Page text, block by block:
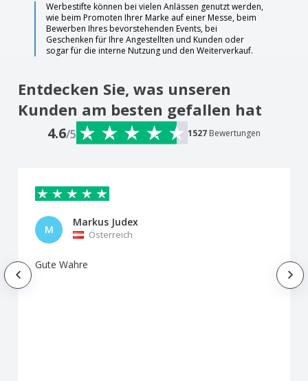
Werbestifte können bei vielen Anlässen genutzt werden,
wie beim Promoten Ihrer Marke auf einer Messe, beim
Bewerben Ihres bevorstehenden Events, bei
Geschenken für Ihre Angestellten und Kunden oder
sogar für die interne Nutzung und den Weiterverkauf.
Entdecken Sie, was unseren
Kunden am besten gefallen hat
4.6/5 1527 Bewertungen
M
Markus Judex
Österreich
Gute Wahre